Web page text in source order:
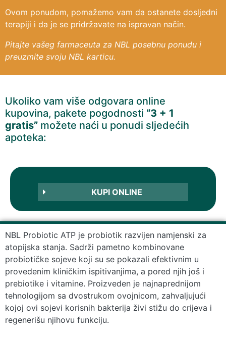
Ovom ponudom, pomažemo vam da ostanete dosljedni
terapiji i da je se pridržavate na ispravan način.
Pitajte vašeg farmaceuta za NBL posebnu ponudu i
preuzmite svoju NBL karticu.
Ukoliko vam više odgovara online
kupovina, pakete pogodnosti “3 + 1
gratis” možete naći u ponudi sljedećih
apoteka:
KUPI ONLINE
NBL Probiotic ATP je probiotik razvijen namjenski za
atopijska stanja. Sadrži pametno kombinovane
probiotičke sojeve koji su se pokazali efektivnim u
provedenim kliničkim ispitivanjima, a pored njih još i
prebiotike i vitamine. Proizveden je najnaprednijom
tehnologijom sa dvostrukom ovojnicom, zahvaljujući
kojoj ovi sojevi korisnih bakterija živi stižu do crijeva i
regenerišu njihovu funkciju.